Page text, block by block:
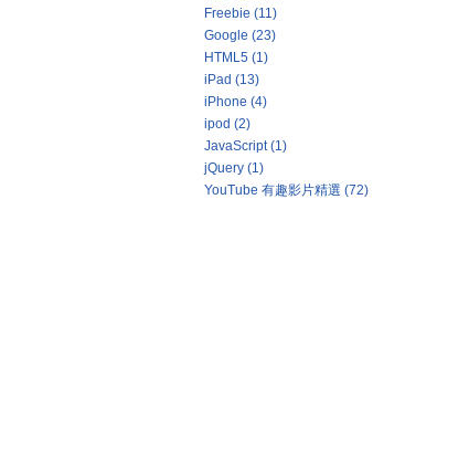
Freebie (11)
Google (23)
HTML5 (1)
iPad (13)
iPhone (4)
ipod (2)
JavaScript (1)
jQuery (1)
YouTube 有趣影片精選 (72)